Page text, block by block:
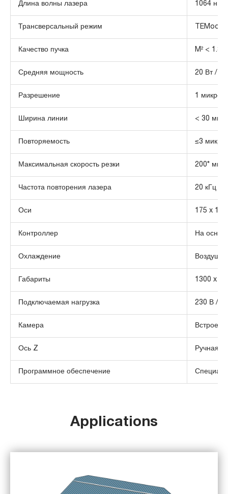
Длина волны лазера 1064 нм
Трансверсальный режим TEMoo
Качество пучка M² < 1.8
Средняя мощность 20 Вт /
Разрешение 1 микрон
Ширина линии < 30
Повторяемость ≤3
Максимальная скорость резки 200* мм /
Частота повторения лазера 20 кГц —
Оси 175 x
Контроллер На
Охлаждение
Габариты 1300 x
Подключаемая нагрузка 230 В /
Камера
Ось Z Ручная
Программное обеспечение
Applications